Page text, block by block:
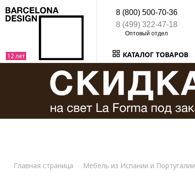
8 (800) 500-70-36
8 (499) 322-47-18
КАТАЛОГ ТОВАРОВ
Главная страница Мебель из Испании и Португалии